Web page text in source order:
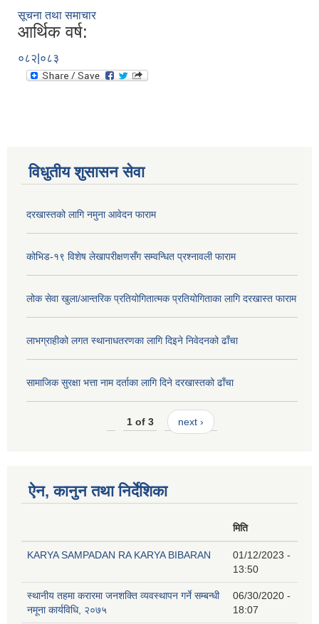
सूचना तथा समाचार
आर्थिक वर्ष:
०८२|०८३
विधुतीय शुसासन सेवा
दरखास्तको लागि नमुना आवेदन फाराम
कोभिड-१९ विशेष लेखापरीक्षणसँग सम्वन्धित प्रश्नावली फाराम
लोक सेवा खुला/आन्तरिक प्रतियोगितात्मक प्रतियोगिताका लागि दरखास्त फाराम
लाभग्राहीको लगत स्थानाधतरणका लागि दिइने निवेदनको ढाँचा
सामाजिक सुरक्षा भत्ता नाम दर्ताका लागि दिने दरखास्तको ढाँचा
1 of 3 next ›
ऐन, कानुन तथा निर्देशिका
मिति
KARYA SAMPADAN RA KARYA BIBARAN
01/12/2023 -
13:50
स्थानीय तहमा करारमा जनशक्ति व्यवस्थापन गर्ने सम्बन्धी
नमूना कार्यविधि, २०७५
06/30/2020 -
18:07